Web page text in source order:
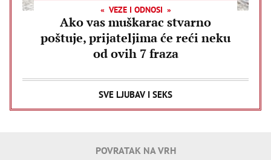
VEZE I ODNOSI
Ako vas muškarac stvarno
poštuje, prijateljima će reći neku
od ovih 7 fraza
SVE LJUBAV I SEKS
POVRATAK NA VRH